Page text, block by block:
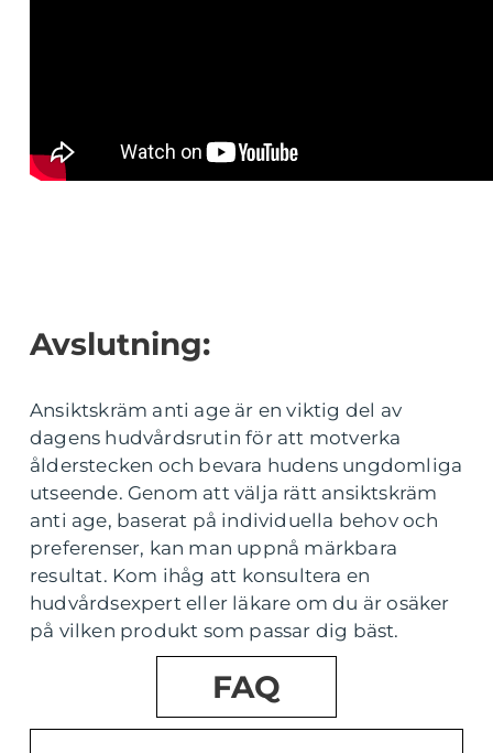
Avslutning:
Ansiktskräm anti age är en viktig del av
dagens hudvårdsrutin för att motverka
ålderstecken och bevara hudens ungdomliga
utseende. Genom att välja rätt ansiktskräm
anti age, baserat på individuella behov och
preferenser, kan man uppnå märkbara
resultat. Kom ihåg att konsultera en
hudvårdsexpert eller läkare om du är osäker
på vilken produkt som passar dig bäst.
FAQ